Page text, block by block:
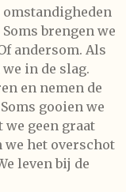
omstandigheden
brengen we
andersom. Als
in de slag.
en nemen de
gooien we
we geen graat
we het overschot
leven bij de